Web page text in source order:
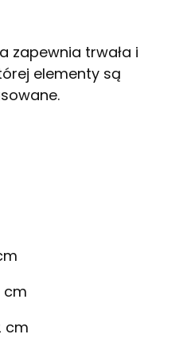
zapewnia trwała i
elementy są
cm
cm